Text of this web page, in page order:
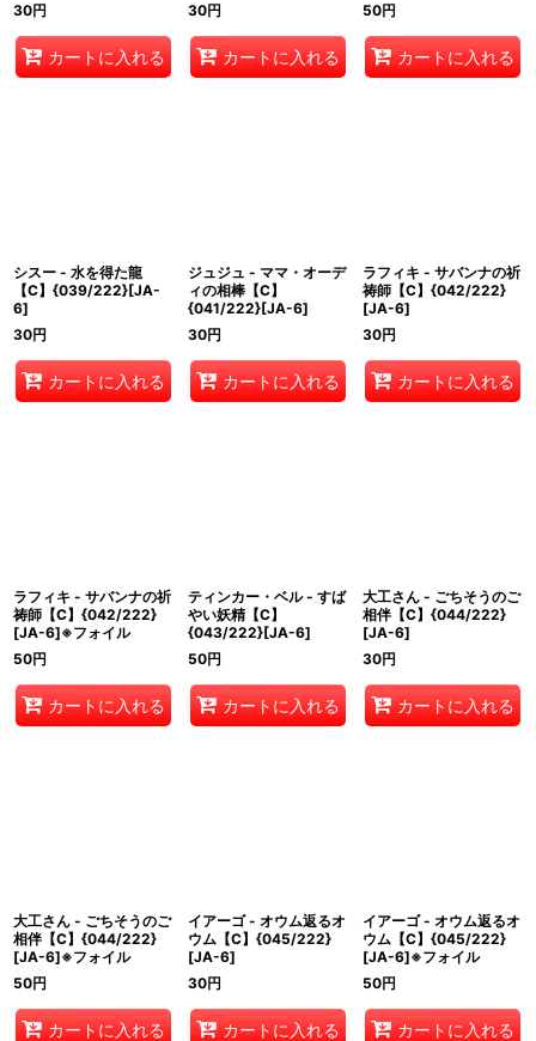
30円
カートに入れる
30円
カートに入れる
50円
カートに入れる
シスー - 水を得た龍
【C】{039/222}[JA-
6]
30円
カートに入れる
ジュジュ - ママ・オーデ
ィの相棒【C】
{041/222}[JA-6]
30円
カートに入れる
ラフィキ - サバンナの祈
祷師【C】{042/222}
[JA-6]
30円
カートに入れる
ラフィキ - サバンナの祈
祷師【C】{042/222}
[JA-6]※フォイル
50円
カートに入れる
ティンカー・ベル - すば
やい妖精【C】
{043/222}[JA-6]
50円
カートに入れる
大工さん - ごちそうのご
相伴【C】{044/222}
[JA-6]
30円
カートに入れる
大工さん - ごちそうのご
相伴【C】{044/222}
[JA-6]※フォイル
50円
カートに入れる
イアーゴ - オウム返るオ
ウム【C】{045/222}
[JA-6]
30円
カートに入れる
イアーゴ - オウム返るオ
ウム【C】{045/222}
[JA-6]※フォイル
50円
カートに入れる